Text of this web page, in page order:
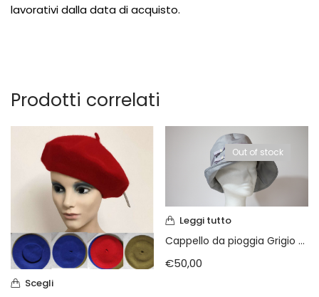
lavorativi dalla data di acquisto.
Prodotti correlati
Scegli
Out of stock
Leggi tutto
Cappello da pioggia Grigio con fiocchetti
€50,00